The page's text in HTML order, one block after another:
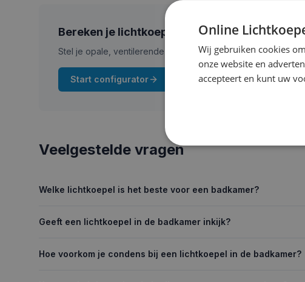
Bereken je lichtkoepel voor de badkamer
Stel je opale, ventilerende lichtkoepel op maat samen en
Start configurator
Veelgestelde vragen
Welke lichtkoepel is het beste voor een badkamer?
Geeft een lichtkoepel in de badkamer inkijk?
Hoe voorkom je condens bij een lichtkoepel in de badkamer?
Online
Wij gebruiken cookies
onze website en
accepteert en kunt uw